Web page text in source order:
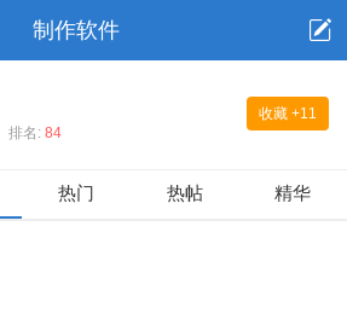
制作软件
收藏 +11
排名:84
热门 热帖 精华